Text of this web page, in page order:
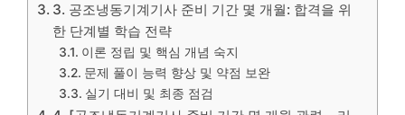
3. 공조냉동기계기사 준비 기간 몇 개월: 합격을 위
한 단계별 학습 전략
이론 정립 및 핵심 개념 숙지
문제 풀이 능력 향상 및 약점 보완
실기 대비 및 최종 점검